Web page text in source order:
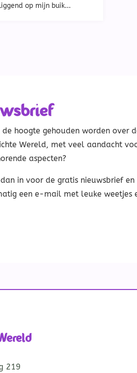
op mijn buik...
hoogte gehouden worden over
Wereld, met veel aandacht
aspecten?
in voor de gratis nieuwsbrief en
een e-mail met leuke weetjes
219